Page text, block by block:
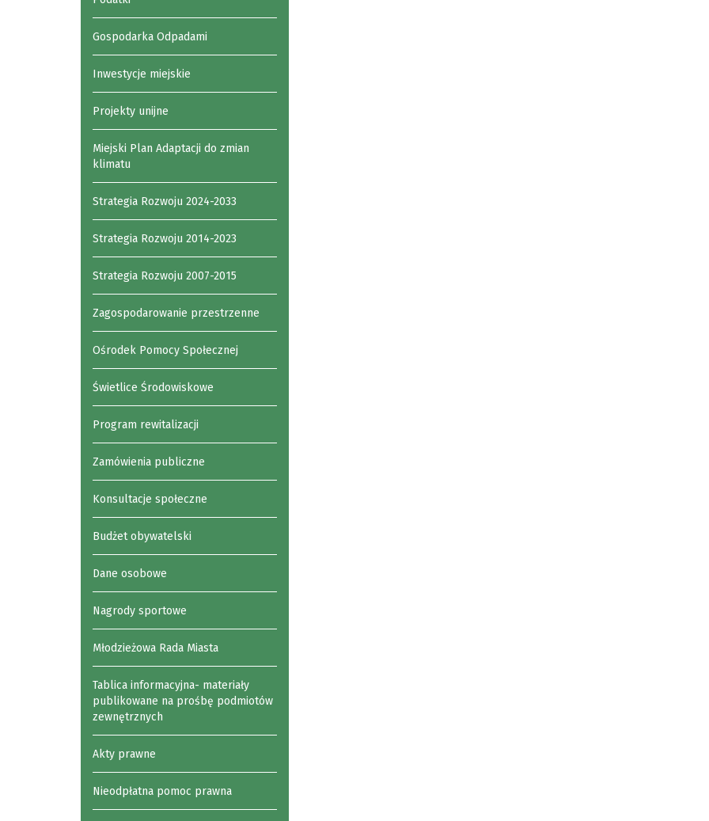
Gospodarka Odpadami
Inwestycje miejskie
Projekty unijne
Miejski Plan Adaptacji do zmian
klimatu
Strategia Rozwoju 2024-2033
Strategia Rozwoju 2014-2023
Strategia Rozwoju 2007-2015
Zagospodarowanie przestrzenne
Ośrodek Pomocy Społecznej
Świetlice Środowiskowe
Program rewitalizacji
Zamówienia publiczne
Konsultacje społeczne
Budżet obywatelski
Dane osobowe
Nagrody sportowe
Młodzieżowa Rada Miasta
Tablica informacyjna- materiały
publikowane na prośbę podmiotów
zewnętrznych
Akty prawne
Nieodpłatna pomoc prawna